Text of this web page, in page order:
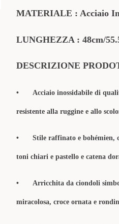
MATERIALE : Acciaio
LUNGHEZZA : 48cm/
DESCRIZIONE
• Acciaio inossidabile di
resistente alla ruggine e allo
• Stile raffinato e
toni chiari e pastello e catena
• Arricchita da ciondoli
miracolosa, croce ornata e